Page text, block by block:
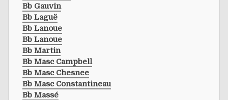
Bb Gauvin
Bb Laguë
Bb Lanoue
Bb Lanoue
Bb Martin
Bb Masc Campbell
Bb Masc Chesnee
Bb Masc Constantineau
Bb Massé